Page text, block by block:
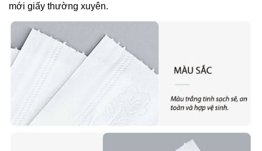
mới giấy thường xuyên.